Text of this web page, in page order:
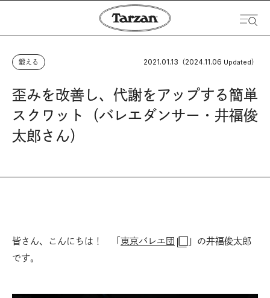
鍛える 2021.01.13 （2024.11.06 Updated）
歪みを改善し、代謝をアップする簡単
スクワット（バレエダンサー・井福俊
太郎さん）
皆さん、こんにちは！ 「東京バレエ団
」の井福俊太郎
です。